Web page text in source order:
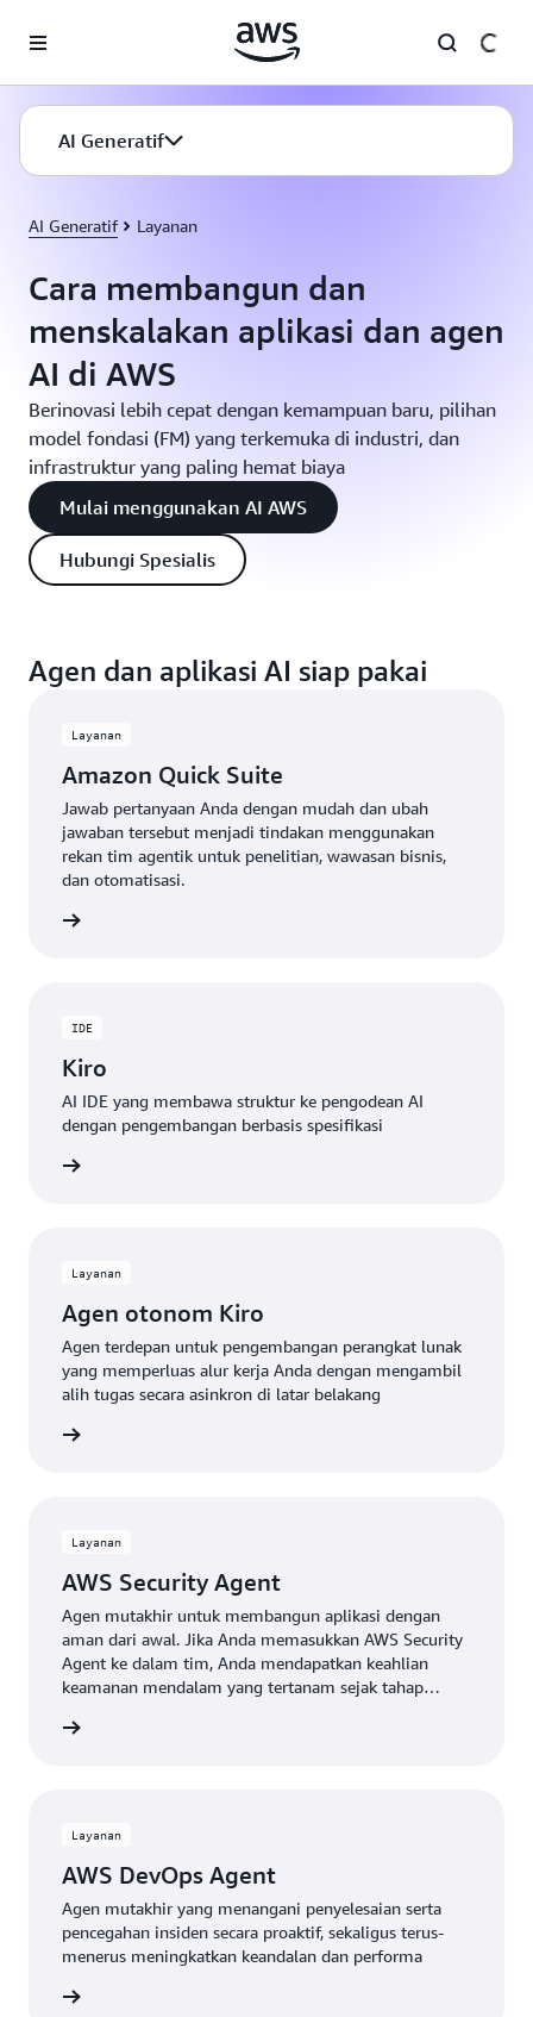
AI Generatif
AI Generatif Layanan
Cara membangun dan
menskalakan aplikasi dan agen
AI di AWS
Berinovasi lebih cepat dengan kemampuan baru, pilihan
model fondasi (FM) yang terkemuka di industri, dan
infrastruktur yang paling hemat biaya
Mulai menggunakan AI AWS
Hubungi Spesialis
Agen dan aplikasi AI siap pakai
Layanan
Amazon Quick Suite
Jawab pertanyaan Anda dengan mudah dan ubah
jawaban tersebut menjadi tindakan menggunakan
rekan tim agentik untuk penelitian, wawasan bisnis,
dan otomatisasi.
IDE
Kiro
AI IDE yang membawa struktur ke pengodean AI
dengan pengembangan berbasis spesifikasi
Layanan
Agen otonom Kiro
Agen terdepan untuk pengembangan perangkat lunak
yang memperluas alur kerja Anda dengan mengambil
alih tugas secara asinkron di latar belakang
Layanan
AWS Security Agent
Agen mutakhir untuk membangun aplikasi dengan
aman dari awal. Jika Anda memasukkan AWS Security
Agent ke dalam tim, Anda mendapatkan keahlian
keamanan mendalam yang tertanam sejak tahap
Layanan
AWS DevOps Agent
Agen mutakhir yang menangani penyelesaian serta
pencegahan insiden secara proaktif, sekaligus terus-
menerus meningkatkan keandalan dan performa